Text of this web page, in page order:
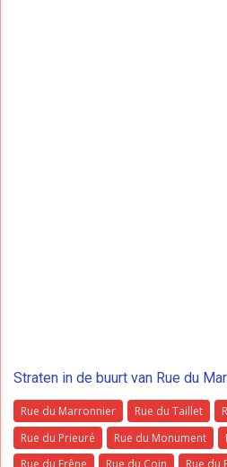
Straten in de buurt van Rue du
Rue du Marronnier Rue du Taillet
Rue du Prieuré
Rue du Monument